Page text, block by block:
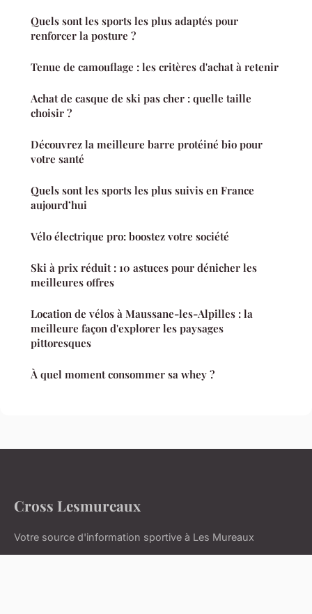
Quels sont les sports les plus adaptés pour
renforcer la posture ?
Tenue de camouflage : les critères d'achat à retenir
Achat de casque de ski pas cher : quelle taille
choisir ?
Découvrez la meilleure barre protéiné bio pour
votre santé
Quels sont les sports les plus suivis en France
aujourd’hui
Vélo électrique pro: boostez votre société
Ski à prix réduit : 10 astuces pour dénicher les
meilleures offres
Location de vélos à Maussane-les-Alpilles : la
meilleure façon d'explorer les paysages
pittoresques
À quel moment consommer sa whey ?
Cross Lesmureaux
Votre source d'information sportive à Les Mureaux